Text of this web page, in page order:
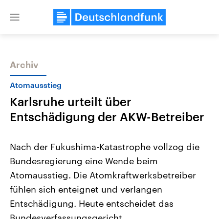
Close
Themen
Landtagswahl Sachsen-Anhalt
2026
Alle Informationen
Sachsen-Anhalt wählt am 6.
September 2026 einen neuen
Landtag. Seit 2021 wird das
Bundesland von einer Koalition aus
Aktuelle Beiträge,
Hintergründe
Wirtschaftlich und
gehören die Vereinigten
den mächtigsten Ländern
Archiv
Atomausstieg
Karlsruhe urteilt über
Entschädigung der AKW-Betreiber
Nach der Fukushima-Katastrophe vollzog die
Bundesregierung eine Wende beim
Atomausstieg. Die Atomkraftwerksbetreiber
fühlen sich enteignet und verlangen
Entschädigung. Heute entscheidet das